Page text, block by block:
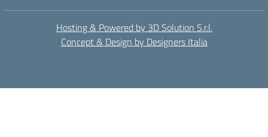
Hosting & Powered by 3D Solution S.r.l.
Concept & Design by Designers Italia